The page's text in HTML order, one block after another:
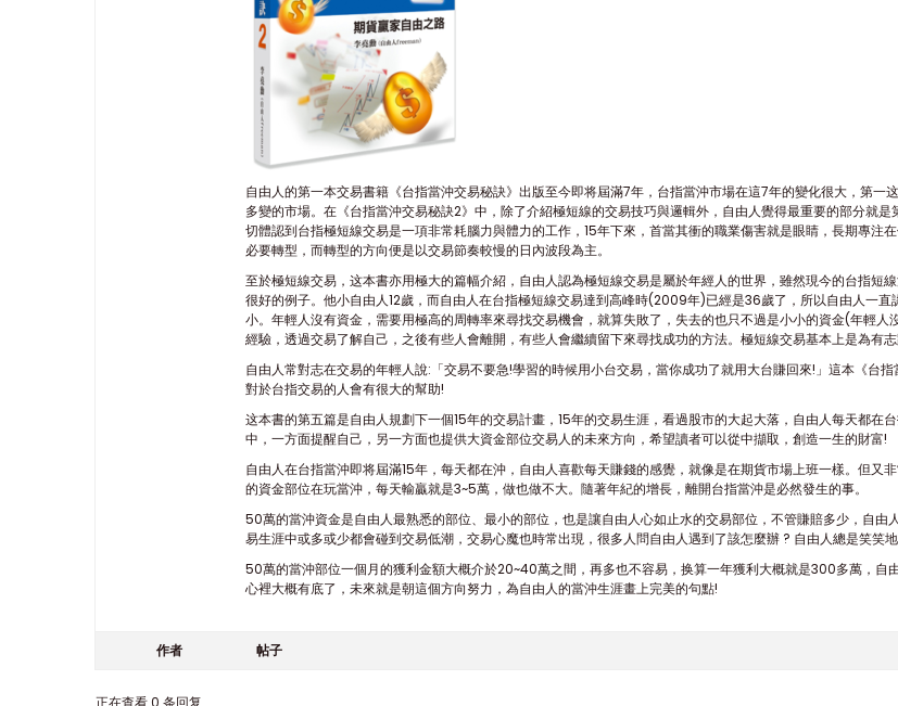
自由人的第一本交易書籍《台指當沖交易秘訣》出版至今即将屆滿7年，台指當沖市場在這7年的變化很大，第
多變的市場。在《台指當沖交易秘訣2》中，除了介紹極短線的交易技巧與邏輯外，自由人覺得最重要的部分就
切體認到台指極短線交易是一項非常耗腦力與體力的工作，15年下來，首當其衝的職業傷害就是眼睛，長期專
必要轉型，而轉型的方向便是以交易節奏較慢的日內波段為主。
至於極短線交易，这本書亦用極大的篇幅介紹，自由人認為極短線交易是屬於年經人的世界，雖然現今的台指短
很好的例子。他小自由人12歲，而自由人在台指極短線交易達到高峰時(2009年)已經是36歲了，所以自由人一
小。年輕人沒有資金，需要用極高的周轉率來尋找交易機會，就算失敗了，失去的也只不過是小小的資金(年輕
經驗，透過交易了解自己，之後有些人會離開，有些人會繼續留下來尋找成功的方法。極短線交易基本上是為有
自由人常對志在交易的年輕人說:「交易不要急!學習的時候用小台交易，當你成功了就用大台賺回來!」這本《台
對於台指交易的人會有很大的幫助!
这本書的第五篇是自由人規劃下一個15年的交易計畫，15年的交易生涯，看過股市的大起大落，自由人每天都
中，一方面提醒自己，另一方面也提供大資金部位交易人的未來方向，希望讀者可以從中擷取，創造一生的財富!
自由人在台指當沖即将屆滿15年，每天都在沖，自由人喜歡每天賺錢的感覺，就像是在期貨市場上班一樣。但
的資金部位在玩當沖，每天輸贏就是3~5萬，做也做不大。隨著年紀的增長，離開台指當沖是必然發生的事。
50萬的當沖資金是自由人最熟悉的部位、最小的部位，也是讓自由人心如止水的交易部位，不管賺賠多少，自
易生涯中或多或少都會碰到交易低潮，交易心魔也時常出現，很多人問自由人遇到了該怎麼辦 ? 自由人總是笑笑
50萬的當沖部位一個月的獲利金額大概介於20~40萬之間，再多也不容易，换算一年獲利大概就是300多萬，
心裡大概有底了，未來就是朝這個方向努力，為自由人的當沖生涯畫上完美的句點!​​​​
作者 帖子
正在查看 0 条回复